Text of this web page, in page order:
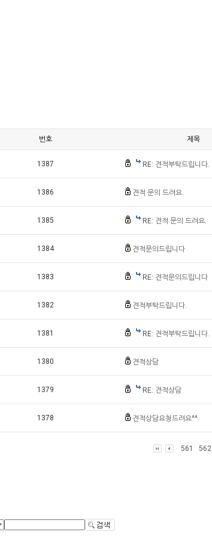
번호 제목
1387 RE: 견적부탁드립니다.
1386 견적 문의 드려요.
1385 RE: 견적 문의 드려요.
1384 견적문의드립니다
1383 RE: 견적문의드립니다
1382 견적부탁드립니다.
1381 RE: 견적부탁드립니다.
1380 견적상담
1379 RE: 견적상담
1378 견적상담요청드려요^^
561 562